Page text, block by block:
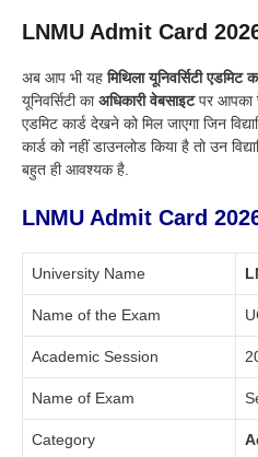
LNMU Admit Card
अब आप भी यहमिथिला यूनिवर्सिटी एडमिट
यूनिवर्सिटी काअधिकारी वेबसाइटपर आपका
एडमिट कार्ड देखने को मिल जाएगा जिन
कार्ड को नहीं डाउनलोड किया है तो उन
बहुत ही आवश्यक है.
LNMU Admit Card
University Name
Name of the Exam
Academic Session
Name of Exam
Category